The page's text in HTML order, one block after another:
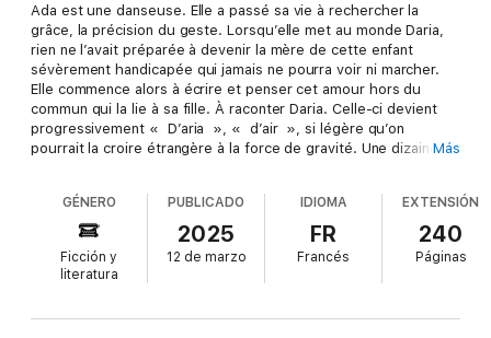
Ada est une danseuse. Elle a passé sa vie à rechercher la
grâce, la précision du geste. Lorsqu’elle met au monde Daria,
rien ne l’avait préparée à devenir la mère de cette enfant
sévèrement handicapée qui jamais ne pourra voir ni marcher.
Elle commence alors à écrire et penser cet amour hors du
commun qui la lie à sa fille. À raconter Daria. Celle-ci devient
progressivement « D’aria », « d’air », si légère qu’on
pourrait la croire étrangère à la force de gravité. Une dizaine
se soigner, que les maux de l’une deviennent les maux de
l’autre, le corps se fait là encore, dans un ultime mouvement,
lieu de transmission et de reconnaissance entre mère et fille…
Bouleversante adresse à son enfant, Daria est un texte d’une
beauté, d’une précision et d’une puissance inouïes. Publié par
conquis les lecteurs avant d’être acclamé par la critique et
Más
GÉNERO
Ficción y
literatura
PUBLICADO
2025
12 de marzo
IDIOMA
FR
Francés
EXTENSIÓN
240
Páginas